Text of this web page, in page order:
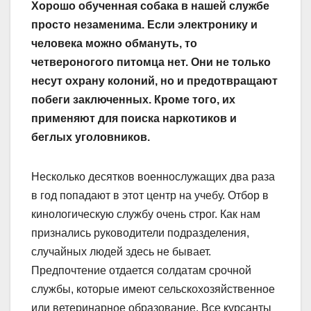
Хорошо обученная собака в нашей службе
просто незаменима. Если электронику и
человека можно обмануть, то
четвероногого питомца нет. Они не только
несут охрану колоний, но и предотвращают
побеги заключенных. Кроме того, их
применяют для поиска наркотиков и
беглых уголовников.
Несколько десятков военнослужащих два раза
в год попадают в этот центр на учебу. Отбор в
кинологическую службу очень строг. Как нам
признались руководители подразделения,
случайных людей здесь не бывает.
Предпочтение отдается солдатам срочной
службы, которые имеют сельскохозяйственное
или ветеринарное образование. Все курсанты